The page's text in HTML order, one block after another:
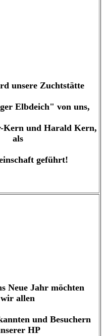
unsere Zuchtstätte
Elbdeich" von uns,
Kern und Harald Kern,
als
geführt!
Neue Jahr möchten
wir allen
und Besuchern
HP